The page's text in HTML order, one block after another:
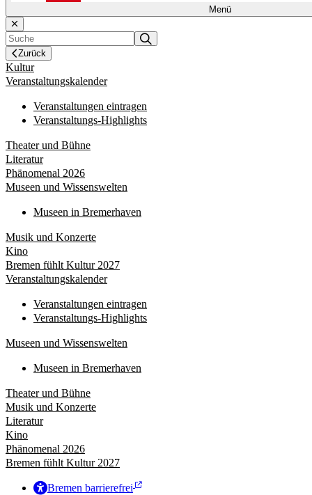
Menü
Zurück
Kultur
Veranstaltungskalender
Veranstaltungen eintragen
Veranstaltungs-Highlights
Theater und Bühne
Literatur
Phänomenal 2026
Museen und Wissenswelten
Museen in Bremerhaven
Musik und Konzerte
Kino
Bremen fühlt Kultur 2027
Veranstaltungskalender
Veranstaltungen eintragen
Veranstaltungs-Highlights
Museen und Wissenswelten
Museen in Bremerhaven
Theater und Bühne
Musik und Konzerte
Literatur
Kino
Phänomenal 2026
Bremen fühlt Kultur 2027
Bremen barrierefrei